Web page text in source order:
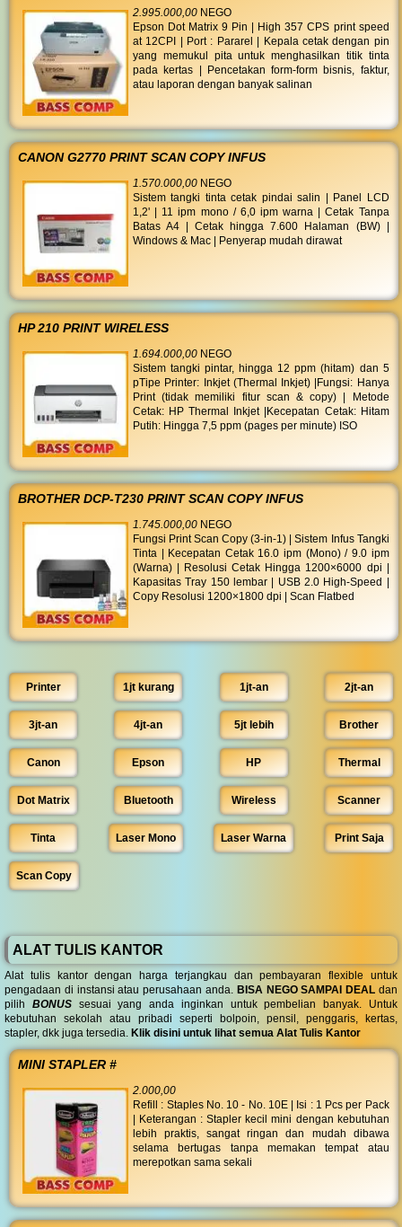
2.995.000,00 NEGO
Epson Dot Matrix 9 Pin | High 357 CPS print speed
at 12CPI | Port : Pararel | Kepala cetak dengan pin
yang memukul pita untuk menghasilkan titik tinta
pada kertas | Pencetakan form-form bisnis, faktur,
atau laporan dengan banyak salinan
CANON G2770 PRINT SCAN COPY INFUS
1.570.000,00 NEGO
Sistem tangki tinta cetak pindai salin | Panel LCD
1,2' | 11 ipm mono / 6,0 ipm warna | Cetak Tanpa
Batas A4 | Cetak hingga 7.600 Halaman (BW) |
Windows & Mac | Penyerap mudah dirawat
HP 210 PRINT WIRELESS
1.694.000,00 NEGO
Sistem tangki pintar, hingga 12 ppm (hitam) dan 5
pTipe Printer: Inkjet (Thermal Inkjet) |Fungsi: Hanya
Print (tidak memiliki fitur scan & copy) | Metode
Cetak: HP Thermal Inkjet |Kecepatan Cetak: Hitam
Putih: Hingga 7,5 ppm (pages per minute) ISO
BROTHER DCP-T230 PRINT SCAN COPY INFUS
1.745.000,00 NEGO
Fungsi Print Scan Copy (3-in-1) | Sistem Infus Tangki
Tinta | Kecepatan Cetak 16.0 ipm (Mono) / 9.0 ipm
(Warna) | Resolusi Cetak Hingga 1200×6000 dpi |
Kapasitas Tray 150 lembar | USB 2.0 High-Speed |
Copy Resolusi 1200×1800 dpi | Scan Flatbed
Printer 1jt kurang 1jt-an 2jt-an
3jt-an 4jt-an 5jt lebih Brother
Canon Epson HP Thermal
Dot Matrix Bluetooth Wireless Scanner
Tinta Laser Mono Laser Warna Print Saja
Scan Copy
ALAT TULIS KANTOR
Alat tulis kantor dengan harga terjangkau dan pembayaran flexible untuk
pengadaan di instansi atau perusahaan anda. BISA NEGO SAMPAI DEAL dan
pilih BONUSsesuai yang anda inginkan untuk pembelian banyak. Untuk
kebutuhan sekolah atau pribadi seperti bolpoin, pensil, penggaris, kertas,
stapler, dkk juga tersedia. Klik disini untuk lihat semua Alat Tulis Kantor
MINI STAPLER #
2.000,00
Refill : Staples No. 10 - No. 10E | Isi : 1 Pcs per Pack
| Keterangan : Stapler kecil mini dengan kebutuhan
lebih praktis, sangat ringan dan mudah dibawa
selama bertugas tanpa memakan tempat atau
merepotkan sama sekali